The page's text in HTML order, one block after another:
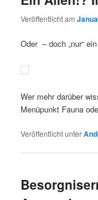
Veröffentlicht am
Oder – doch „nur“
Wer mehr darüber
Menüpunkt Fauna
Veröffentlicht unter